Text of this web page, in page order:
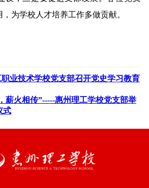
为学校人才培养工作多做贡献。
业技术学校党支部召开党史学习教育
薪火相传”-----惠州理工学校党支部举
式